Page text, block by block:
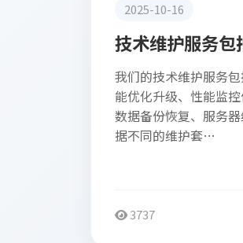
2025-10-16
技术维护服务包
我们的技术维护服务
能优化升级、性能监控
数据备份恢复、服务
据不同的维护套…
3737